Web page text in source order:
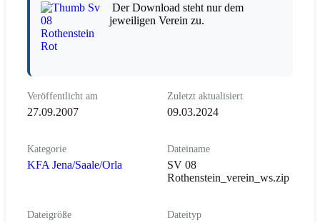
Der Download steht nur dem
jeweiligen Verein zu.
Veröffentlicht am
27.09.2007
Zuletzt aktualisiert
09.03.2024
Kategorie
KFA Jena/Saale/Orla
Dateiname
SV 08
Rothenstein_verein_ws.zip
Dateigröße Dateityp